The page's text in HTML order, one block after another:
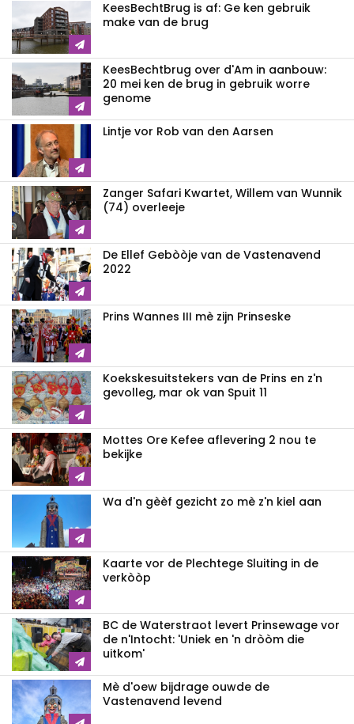
KeesBechtBrug is af: Ge ken gebruik
make van de brug
KeesBechtbrug over d'Am in aanbouw:
20 mei ken de brug in gebruik worre
genome
Lintje vor Rob van den Aarsen
Zanger Safari Kwartet, Willem van Wunnik
(74) overleeje
De Ellef Gebòòje van de Vastenavend
2022
Prins Wannes III mè zijn Prinseske
Koekskesuitstekers van de Prins en z'n
gevolleg, mar ok van Spuit 11
Mottes Ore Kefee aflevering 2 nou te
bekijke
Wa d'n gèèf gezicht zo mè z'n kiel aan
Kaarte vor de Plechtege Sluiting in de
verkòòp
BC de Waterstraot levert Prinsewage vor
de n'Intocht: 'Uniek en 'n dròòm die
uitkom'
Mè d'oew bijdrage ouwde de
Vastenavend levend